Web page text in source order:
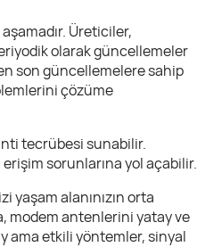
Üreticiler,
olarak güncellemeler
son güncellemelere sahip
çözüme
tecrübesi sunabilir.
erişim sorunlarına yol açabilir.
yaşam alanınızın orta
modem antenlerini yatay ve
ama etkili yöntemler, sinyal